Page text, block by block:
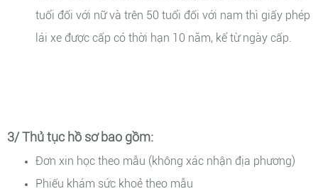
tuổi đối với nữ và trên 50 tuổi đối với nam thì giấy phép
lái xe được cấp có thời hạn 10 năm, kể từ ngày cấp.
3/ Thủ tục hồ sơ bao gồm:
Đơn xin học theo mẫu (không xác nhận địa phương)
Phiếu khám sức khoẻ theo mẫu